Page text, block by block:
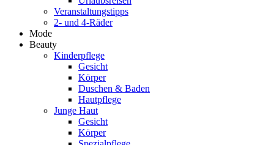
Veranstaltungstipps
2- und 4-Räder
Mode
Beauty
Kinderpflege
Gesicht
Körper
Duschen & Baden
Hautpflege
Junge Haut
Gesicht
Körper